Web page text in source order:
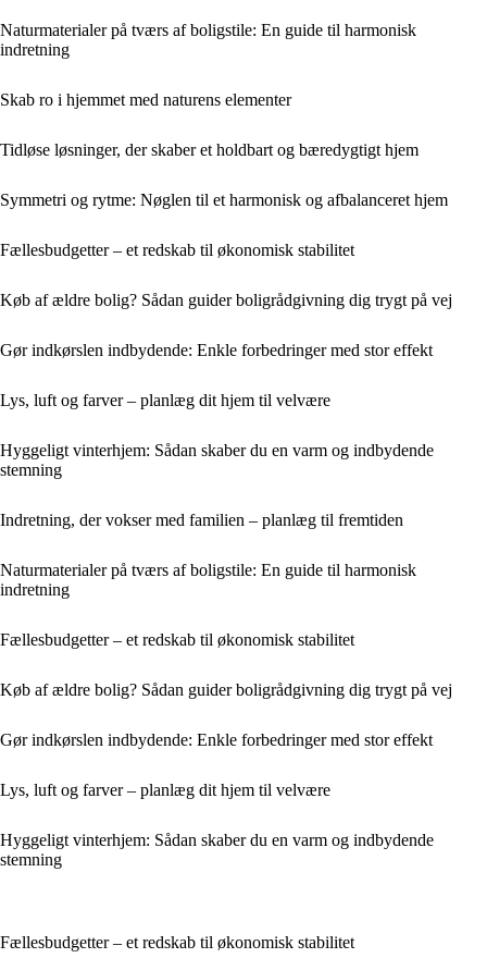
Naturmaterialer på tværs af boligstile: En guide til harmonisk
indretning
Skab ro i hjemmet med naturens elementer
Tidløse løsninger, der skaber et holdbart og bæredygtigt hjem
Symmetri og rytme: Nøglen til et harmonisk og afbalanceret hjem
Fællesbudgetter – et redskab til økonomisk stabilitet
Køb af ældre bolig? Sådan guider boligrådgivning dig trygt på vej
Gør indkørslen indbydende: Enkle forbedringer med stor effekt
Lys, luft og farver – planlæg dit hjem til velvære
Hyggeligt vinterhjem: Sådan skaber du en varm og indbydende
stemning
Indretning, der vokser med familien – planlæg til fremtiden
Naturmaterialer på tværs af boligstile: En guide til harmonisk
indretning
Fællesbudgetter – et redskab til økonomisk stabilitet
Køb af ældre bolig? Sådan guider boligrådgivning dig trygt på vej
Gør indkørslen indbydende: Enkle forbedringer med stor effekt
Lys, luft og farver – planlæg dit hjem til velvære
Hyggeligt vinterhjem: Sådan skaber du en varm og indbydende
stemning
Fællesbudgetter – et redskab til økonomisk stabilitet